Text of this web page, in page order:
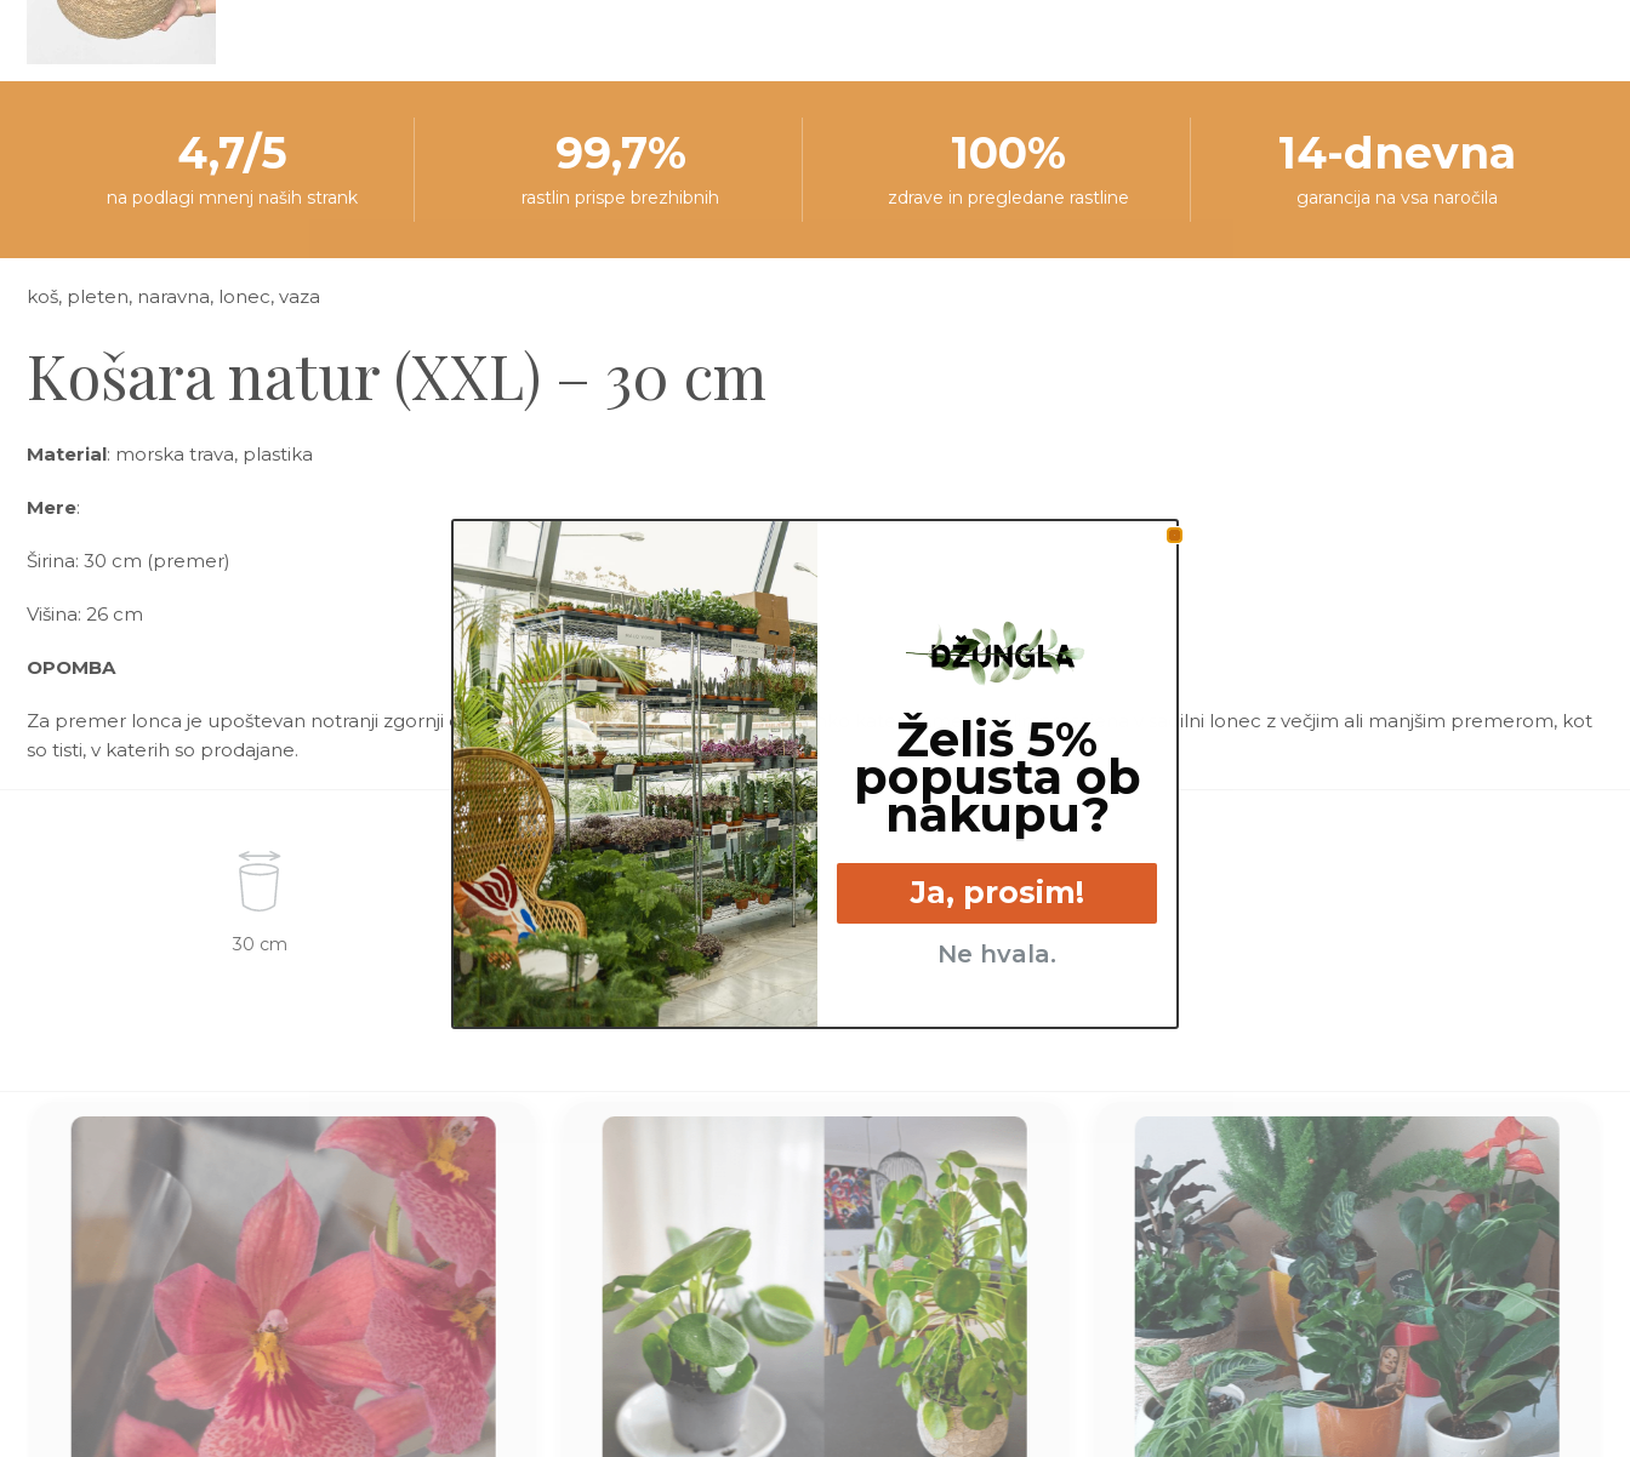
4,7/5
na podlagi mnenj naših strank
99,7%
rastlin prispe brezhibnih
100%
zdrave in pregledane rastline
14-dnevna
garancija na vsa naročila
koš, pleten, naravna, lonec, vaza
Košara natur (XXL) – 30 cm
Material: morska trava, plastika
Mere:
Širina: 30 cm (premer)
Višina: 26 cm
OPOMBA
Za premer lonca je upoštevan notranji zgornji del lonca. Za potrebe fotografiranja je lahko katera izmed rastlin presajena v sadilni lonec z večjim ali manjšim premerom, kot
so tisti, v katerih so prodajane.
30 cm
Želiš 5%
popusta ob
nakupu?
Ja, prosim!
Ne hvala.